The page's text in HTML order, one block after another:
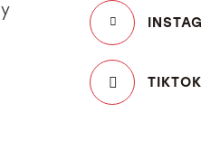
TIKTOK